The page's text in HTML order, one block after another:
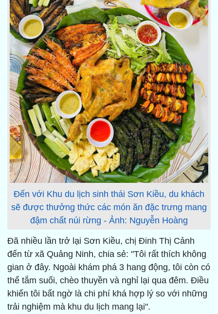
Đến với Khu du lịch sinh thái Sơn Kiều, du khách
sẽ được thưởng thức các món ăn đặc trưng mang
đậm chất núi rừng - Ảnh: Nguyễn Hoàng
Đã nhiều lần trở lại Sơn Kiều, chị Đinh Thị Cảnh
đến từ xã Quảng Ninh, chia sẻ: "Tôi rất thích không
gian ở đây. Ngoài khám phá 3 hang động, tôi còn có
thể tắm suối, chèo thuyền và nghỉ lại qua đêm. Điều
khiến tôi bất ngờ là chi phí khá hợp lý so với những
trải nghiệm mà khu du lịch mang lại".